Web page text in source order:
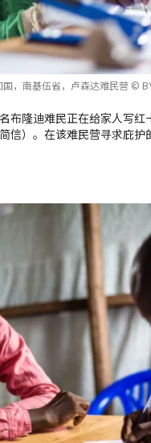
国，南基伍省，卢森达难民营 ©
布隆迪难民正在给家人写红
信）。在该难民营寻求庇护